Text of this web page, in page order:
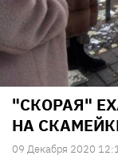
"СКОРАЯ"
НА
09 Декабря 2020